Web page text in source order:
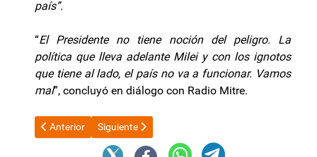
país”.
“El Presidente no tiene noción del peligro. La
política que lleva adelante Milei y con los ignotos
que tiene al lado, el país no va a funcionar. Vamos
mal”, concluyó en diálogo con Radio Mitre.
Artículo anterior: Luis Caputo, sobre la marcha en defensa de
Anterior Artículo siguiente: FMI, China y bancos: las vías
Siguiente